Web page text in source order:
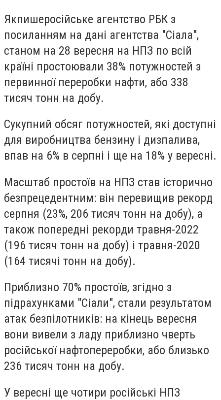
Якпишеросійське агентство РБК з
посиланням на дані агентства "Сіала",
станом на 28 вересня на НПЗ по всій
країні простоювали 38% потужностей з
первинної переробки нафти, або 338
тисяч тонн на добу.
Сукупний обсяг потужностей, які доступні
для виробництва бензину і дизпалива,
впав на 6% в серпні і ще на 18% у вересні.
Масштаб простоїв на НПЗ став історично
безпрецедентним: він перевищив рекорд
серпня (23%, 206 тисяч тонн на добу), а
також попередні рекорди травня-2022
(196 тисяч тонн на добу) і травня-2020
(164 тисячі тонн на добу).
Приблизно 70% простоїв, згідно з
підрахунками "Сіали", стали результатом
атак безпілотників: на кінець вересня
вони вивели з ладу приблизно чверть
російської нафтопереробки, або близько
236 тисяч тонн на добу.
У вересні ще чотири російські НПЗ